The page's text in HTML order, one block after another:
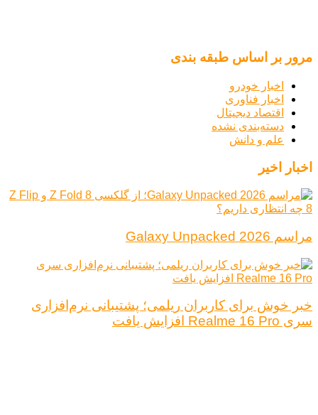
مرور بر اساس طبقه بندی
اخبار خودرو
اخبار فناوری
اقتصاد دیجیتال
دسته‌بندی نشده
علم و دانش
اخبار اخیر
مراسم Galaxy Unpacked 2026
خبر خوش برای کاربران ریلمی؛ پشتیبانی نرم‌افزاری
سری Realme 16 Pro افزایش یافت